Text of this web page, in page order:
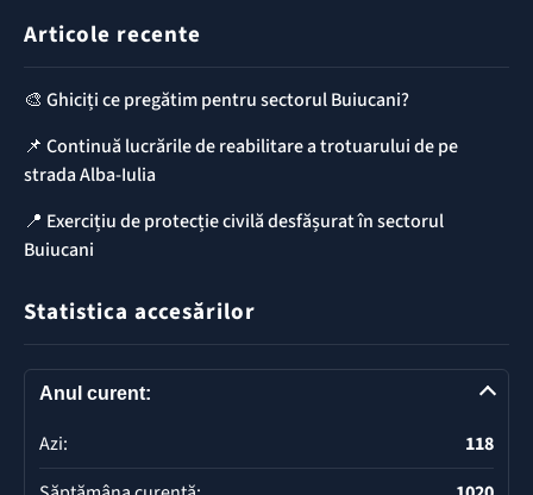
Articole recente
🎨 Ghiciți ce pregătim pentru sectorul Buiucani?
📌 Continuă lucrările de reabilitare a trotuarului de pe
strada Alba-Iulia
📍 Exercițiu de protecție civilă desfășurat în sectorul
Buiucani
Statistica accesărilor
Anul curent:
Azi:
118